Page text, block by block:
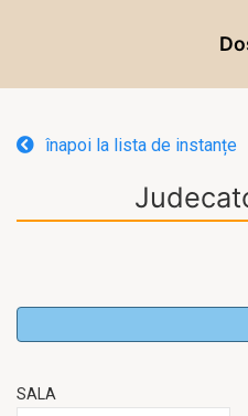
înapoi la lista de instanțe
SALA